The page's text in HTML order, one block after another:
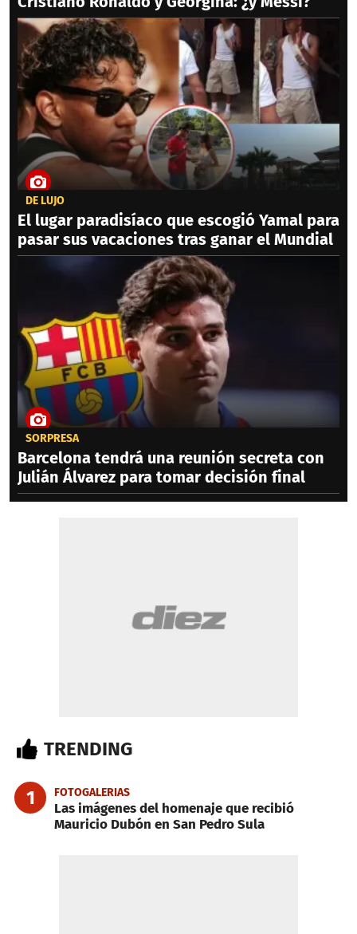
DE LUJO
El lugar paradisíaco que escogió Yamal para
pasar sus vacaciones tras ganar el Mundial
SORPRESA
Barcelona tendrá una reunión secreta con
Julián Álvarez para tomar decisión final
TRENDING
1 FOTOGALERIAS
Las imágenes del homenaje que recibió
Mauricio Dubón en San Pedro Sula